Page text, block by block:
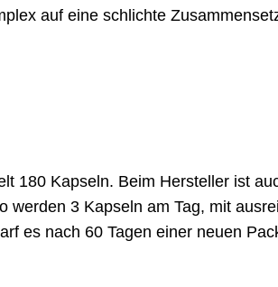
auf eine schlichte
180 Kapseln. Beim Hersteller ist
werden 3 Kapseln am Tag, mit
es nach 60 Tagen einer neuen